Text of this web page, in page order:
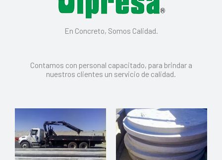
En Concreto, Somos Calidad.
Contamos con personal capacitado, para brindar a
nuestros clientes un servicio de calidad.